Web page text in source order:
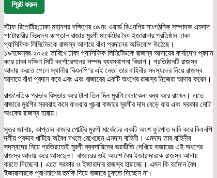
প্রিন্ট করুন
স্টাফ রিপোর্টার:ঢাকা মহানগর দক্ষিণের ৩৯নং ওয়ার্ড বিএনপির সাংগঠনিক সম্পাদক এমদাদ
পাটোয়ারীর বিরুদ্ধে কাপ্তান বাজার মুরগী মার্কেটের বৈধ ইজারাদার প্রতিষ্ঠান ঢাকা
প্যাসিফিক লিমিটেডকে রাজস্ব আদায়ে বাঁধা প্রদানের অভিযোগ উঠেছে।
১৯নভেম্বর-২০২৫ তারিখে ঢাকা প্যাসিফিক লিমিটেডকে রাজস্ব আদায়ের কার্যাদেশ প্রদান
করে ঢাকা দক্ষিণ সিটি কর্পোরেশনের সম্পদ ব্যবস্থাপনা বিভাগ। প্রতিষ্ঠানটি রাজস্ব
আদায় করতে গেলে স্থানীয় বিএনপি’র এই নেতা তার বাহিনীর সদস্যদের নিয়ে রাজস্ব
আদায়ে বাঁধা প্রদান করে এবং এবং বাজারের একটি অংশের রাজস্ব নিজেরা আদায় করেন।
রাজনৈতিক প্রভাব বিস্তার করে টানা তিন দিন মুরগি বেচাকেনা বন্ধ করে রাখেন। এতে
বাজারে মুরগির সরবরাহ কমে যাওয়ায় খুচরা বাজারে মুরগীর দাম বেড়ে যায় এবং সরকার মোটা
অংকের রাজস্ব হারায়।
সুত্র জানায়, কাপ্তান বাজার পোল্ট্রি মুরগী মার্কেটের একটি অংশ ফুটপাত দাবি করে বিএনপি
দলীয় প্রভাব খাটিয়ে অবৈধ দখলে রেখেছেন এমদাদ বাহিনী। এমদাদ তার বাহিনীর
সদস্যদের নিয়ে প্রতিরাতেই মুরগী ব্যবসায়িদের ভয়ভীতি দেখিয়ে বাজারের এই অংশের
রাজস্ব আদায় করে আসছেন। বাজারের ওই অংশে বৈধ ইজারাদারকে রাজস্ব আদায়
করতে দিচ্ছেনা। এতে সরকার ও ইজারাদার রাজস্ব হারাচ্ছে। এমন কি বর্তমান বৈধ
ইজারাদারকে প্রাণনাশের হুমকি দিয়ে বাজারে ঢুকতে দিচ্ছেন না।